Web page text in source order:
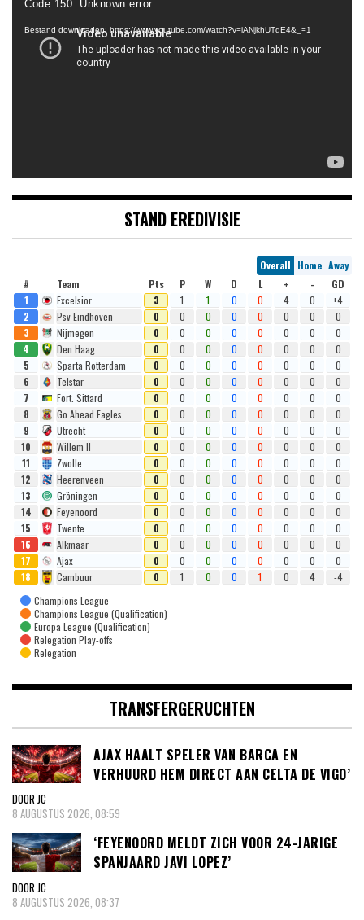
Code 150: Unknown error.
Bestand downloaden: https://www.youtube.com/watch?v=iANjkhUTqE4&_=1
STAND EREDIVISIE
Overall Home Away
#
Team Pts P W D L + -
GD
1
Excelsior 3 1 1 0 0 4 0
+4
2
Psv Eindhoven 0 0 0 0 0 0 0
0
3
Nijmegen 0 0 0 0 0 0 0
0
4
Den Haag 0 0 0 0 0 0 0
0
5
Sparta Rotterdam 0 0 0 0 0 0 0
0
6
Telstar 0 0 0 0 0 0 0
0
7
Fort. Sittard 0 0 0 0 0 0 0
0
8
Go Ahead Eagles 0 0 0 0 0 0 0
0
9
Utrecht 0 0 0 0 0 0 0
0
10
Willem II 0 0 0 0 0 0 0
0
11
Zwolle 0 0 0 0 0 0 0
0
12
Heerenveen 0 0 0 0 0 0 0
0
13
Gröningen 0 0 0 0 0 0 0
0
14
Feyenoord 0 0 0 0 0 0 0
0
15
Twente 0 0 0 0 0 0 0
0
16
Alkmaar 0 0 0 0 0 0 0
0
17
Ajax 0 0 0 0 0 0 0
0
18
Cambuur 0 1 0 0 1 0 4
-4
Champions League
Champions League (Qualification)
Europa League (Qualification)
Relegation Play-offs
Relegation
TRANSFERGERUCHTEN
AJAX HAALT SPELER VAN BARCA EN
VERHUURD HEM DIRECT AAN CELTA DE VIGO’
DOOR JC
8 AUGUSTUS 2026, 08:59
‘FEYENOORD MELDT ZICH VOOR 24-JARIGE
SPANJAARD JAVI LOPEZ’
DOOR JC
8 AUGUSTUS 2026, 08:37